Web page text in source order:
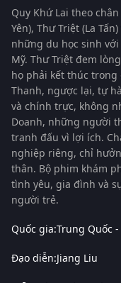
Quy Khứ Lai theo
Yên), Thư Triệt (La
những du học sinh
Mỹ. Thư Triệt đem
họ phải kết thúc
Thanh, ngược lại, tự
và chính trực, không
Doanh, những người
tranh đấu vì lợi ích.
nghiệp riêng, chỉ
thân. Bộ phim khám
tình yêu, gia đình và
người trẻ.
Quốc gia:Trung Quốc
Đạo diễn:Jiang Liu